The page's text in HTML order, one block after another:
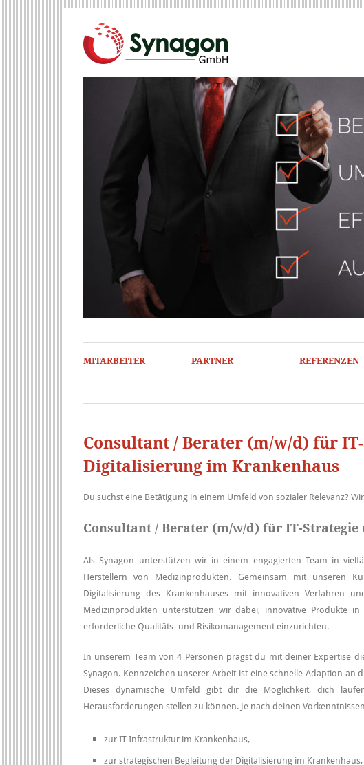
MITARBEITER PARTNER REFERENZEN
Consultant / Berater (m/w/d) für
Digitalisierung im Krankenhaus
Du suchst eine Betätigung in einem Umfeld von sozialer Relevanz?
Consultant / Berater (m/w/d) für IT-
Als Synagon unterstützen wir in einem engagierten Team in
Herstellern von Medizinprodukten. Gemeinsam mit unseren
Digitalisierung des Krankenhauses mit innovativen Verfahren
Medizinprodukten unterstützen wir dabei, innovative Produkte
erforderliche Qualitäts- und Risikomanagement einzurichten.
In unserem Team von 4 Personen prägst du mit deiner Expertise
Synagon. Kennzeichen unserer Arbeit ist eine schnelle Adaption
Dieses dynamische Umfeld gibt dir die Möglichkeit, dich
Herausforderungen stellen zu können. Je nach deinen
zur IT-Infrastruktur im Krankenhaus,
zur strategischen Begleitung der Digitalisierung im Krankenhaus,